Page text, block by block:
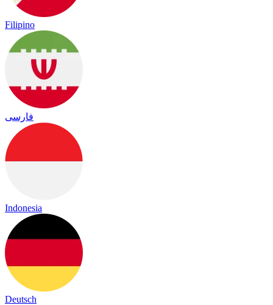
Filipino
فارسی
Indonesia
Deutsch